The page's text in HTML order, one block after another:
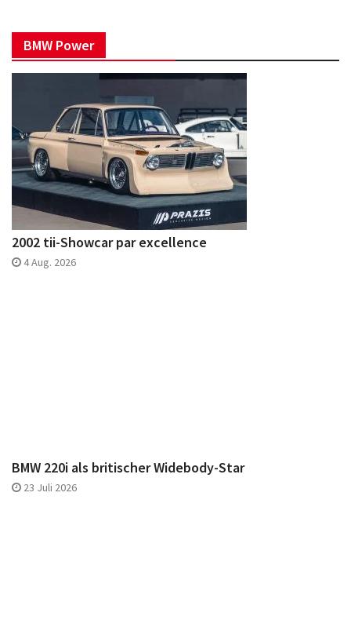
BMW Power
2002 tii-Showcar par excellence
4 Aug. 2026
BMW 220i als britischer Widebody-Star
23 Juli 2026